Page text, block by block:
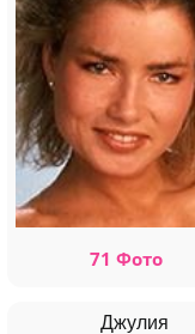
71 Фото
Джулия